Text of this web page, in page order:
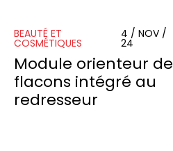
BEAUTÉ ET
COSMÉTIQUES
4 / NOV /
24
Module orienteur de
flacons intégré au
redresseur